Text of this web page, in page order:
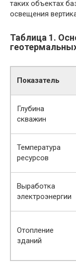
таких объектах
освещения
Таблица 1.
Показатель
Глубина
скважин
Температура
ресурсов
Выработка
электроэнергии
Отопление
зданий